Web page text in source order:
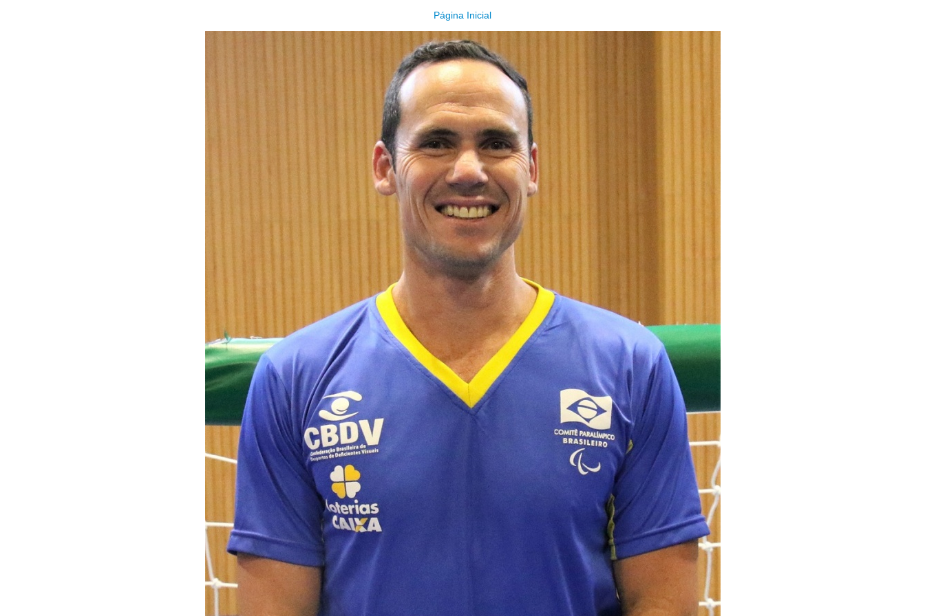
Página Inicial